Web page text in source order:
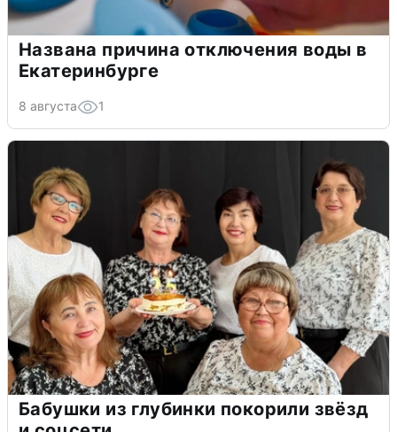
Названа причина отключения воды в
Екатеринбурге
8 августа 1
Бабушки из глубинки покорили звёзд